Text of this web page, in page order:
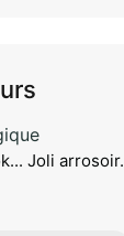
Joli arrosoir.